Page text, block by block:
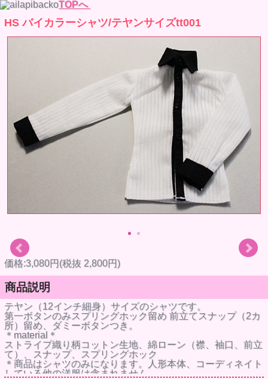
TOPへ
HS バイカラーシャツ/テヤンサイズtt001
価格:3,080円(税抜 2,800円)
商品説明
テヤン（12インチ細身）サイズのシャツです。
第一ボタンのみスプリングホック留め 前立てスナップ（2カ
所）留め、ダミーボタンつき。
＊material＊
ストライプ織り柄コットン生地、綿ローン（襟、袖口、前立
て）、スナップ、スプリングホック
＊商品はシャツのみになります。人形本体、コーディネイト
している他の洋服は含まれません。